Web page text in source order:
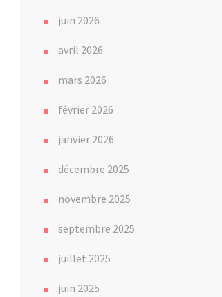
juin 2026
avril 2026
mars 2026
février 2026
janvier 2026
décembre 2025
novembre 2025
septembre 2025
juillet 2025
juin 2025